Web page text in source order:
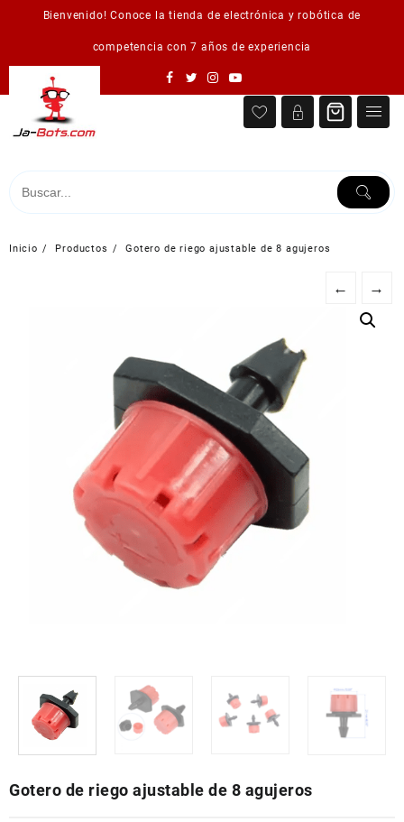
Bienvenido! Conoce la tienda de electrónica y robótica de
competencia con 7 años de experiencia
Inicio Productos Gotero de riego ajustable de 8 agujeros
← →
Gotero de riego ajustable de 8 agujeros